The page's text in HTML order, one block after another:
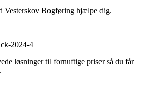
Vesterskov Bogføring hjælpe dig.
løsninger til fornuftige priser så du får